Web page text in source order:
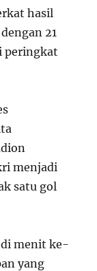
hasil
21
peringkat
menjadi
satu gol
di menit ke-
yang